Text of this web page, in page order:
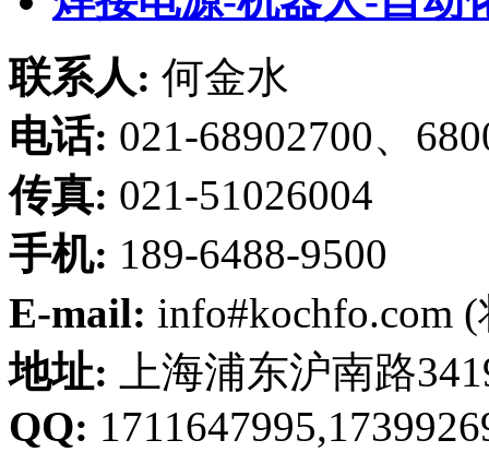
联系人: 何金水
电话: 021-68902700、
传真: 021-51026004
手机: 189-6488-9500
E-mail: info#kochfo.com
地址: 上海浦东沪南路
QQ: